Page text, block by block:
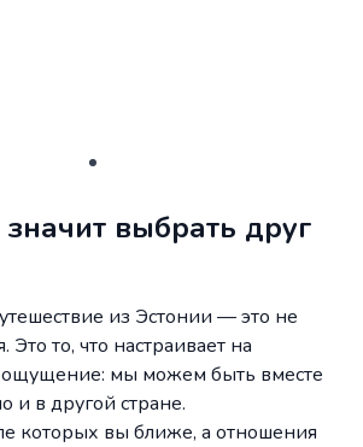
выбрать друг
из Эстонии — это не
Это то, что настраивает на
ощущение: мы можем быть вместе
и в другой стране.
которых вы ближе, а отношения